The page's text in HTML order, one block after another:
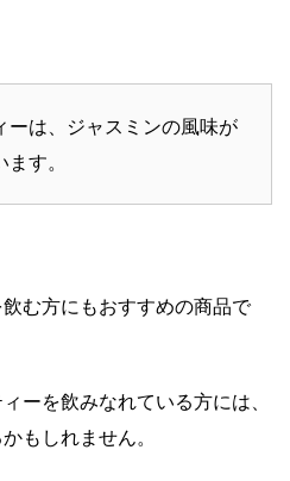
ーは、ジャスミンの風味が
す。
む方にもおすすめの商品で
ーを飲みなれている方には、
もしれません。